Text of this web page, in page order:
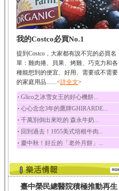
咖啡中的咖啡因會刺激
中樞神經系統，特別...
椰子
椰子含有糖類、脂肪、
荔枝
荔枝性質溫和所含的營
養素有醣類、檸檬酸...
五味子
五味子性質溫熱所含營
養成分有揮發油、檸...
草魚
草魚含有維生素A、維生
素C、及豐富的蛋白...
我的Costco必買No.1
提到Costco，大家都有說不完的必買名
單：雞肉捲、貝果、烤雞、巧克力和各
種能想到的便宜、好用、需要或不需要
的家庭用品.......<詳全文>
‧ Glico之冰雪女王的好心機餅...
‧ 心心念念3年的鷹牌GHIRARDE...
‧ 千萬別倒出來吃的 森永牛奶...
‧ 回到過去！1955美式培根牛肉...
‧ 慶中秋！好丘的「老外月餅」...
臺中榮民總醫院積極推動再生